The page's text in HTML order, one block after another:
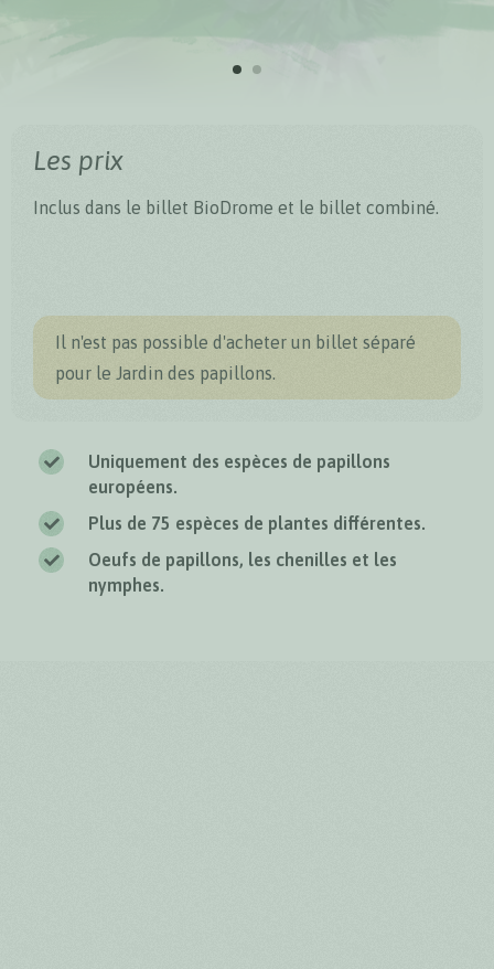
Les prix
Inclus dans le billet BioDrome et le billet combiné.
Il n'est pas possible d'acheter un billet séparé
pour le Jardin des papillons.
Uniquement des espèces de papillons
européens.
Plus de 75 espèces de plantes différentes.
Oeufs de papillons, les chenilles et les
nymphes.